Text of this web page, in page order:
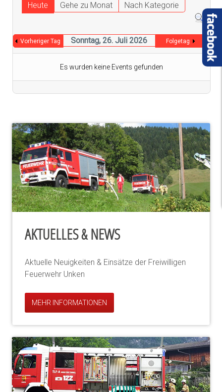
Heute
Gehe zu Monat Nach Kategorie
Vorheriger Tag Sonntag, 26. Juli 2026 Folgetag
Es wurden keine Events gefunden
AKTUELLES & NEWS
Aktuelle Neuigkeiten & Einsätze der Freiwilligen
Feuerwehr Unken
MEHR INFORMATIONEN